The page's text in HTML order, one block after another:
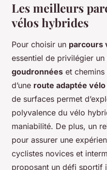
Les meilleurs
vélos hybrides
Pour choisir un parcours
essentiel de privilégier
goudronnées et
d’une route adaptée
de surfaces permet
polyvalence du vélo
maniabilité. De plus, un
pour assurer une
cyclistes novices et
proposant un défi sportif